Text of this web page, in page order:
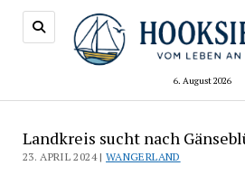
6. August 2026
Landkreis sucht nach
23. APRIL 2024 |WANGERLAND